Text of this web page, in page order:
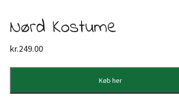
Nørd Kostume
kr.249.00
Køb her